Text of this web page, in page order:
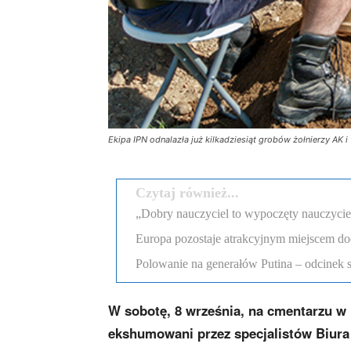
Ekipa IPN odnalazła już kilkadziesiąt grobów żołnierzy
Czytaj również...
„Dobry nauczyciel to wypoczęty
Europa pozostaje atrakcyjnym miejscem
Polowanie na generałów Putina – odcinek
W sobotę, 8 września, na cmentarzu
ekshumowani przez specjalistów